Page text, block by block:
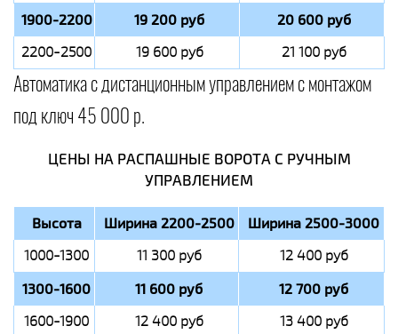
1900-2200 19 200 руб 20 600 руб
2200-2500 19 600 руб 21 100 руб
Автоматика с дистанционным управлением с монтажом
под ключ 45 000 р.
ЦЕНЫ НА РАСПАШНЫЕ ВОРОТА С РУЧНЫМ
УПРАВЛЕНИЕМ
Высота Ширина 2200-2500 Ширина 2500-3000
1000-1300 11 300 руб 12 400 руб
1300-1600 11 600 руб 12 700 руб
1600-1900 12 400 руб 13 400 руб